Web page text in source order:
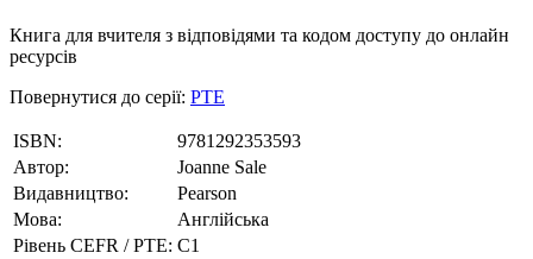
Книга для вчителя з відповідями та кодом доступу до онлайн
ресурсів
Повернутися до серії: PTE
ISBN:
9781292353593
Автор:
Joanne Sale
Видавництво:
Pearson
Мова:
Англійська
Рівень CEFR / PTE: С1